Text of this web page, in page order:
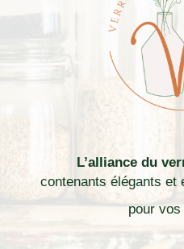
L’alliance du
contenants élégants et
pour vos